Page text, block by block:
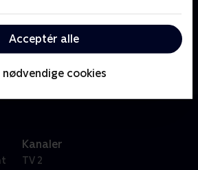
Acceptér alle
nødvendige cookies
Men tre små engle viser sig
galninge. Med Andis
signalet eller forstanden.
Kanaler
TV 2